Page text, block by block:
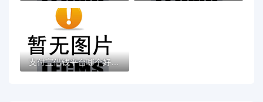
支付宝借钱平台哪个好？实测推荐这3个靠谱低...